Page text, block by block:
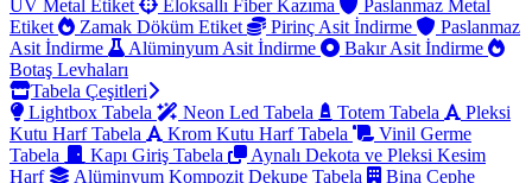
UV Metal Etiket
Eloksallı Fiber Kazıma
Paslanmaz Metal
Etiket
Zamak Döküm Etiket Pirinç Asit İndirme
Paslanmaz
Asit İndirme
Alüminyum Asit İndirme
Bakır Asit İndirme
Botaş Levhaları
Tabela Çeşitleri
Lightbox Tabela
Neon Led Tabela Totem Tabela
Pleksi
Kutu Harf Tabela
Krom Kutu Harf Tabela
Vinil Germe
Tabela
Kapı Giriş Tabela
Aynalı Dekota ve Pleksi Kesim
Harf
Alüminyum Kompozit Dekupe Tabela
Bina Cephe